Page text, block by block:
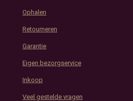
Ophalen
Retourneren
Garantie
Eigen bezorgservice
Inkoop
Veel gestelde vragen